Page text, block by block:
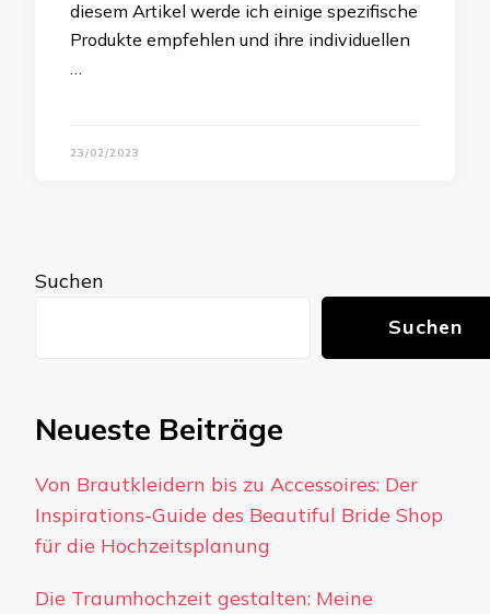
diesem Artikel werde ich einige spezifische
Produkte empfehlen und ihre individuellen
…
23/02/2023
Suchen
Suchen
Neueste Beiträge
Von Brautkleidern bis zu Accessoires: Der
Inspirations-Guide des Beautiful Bride Shop
für die Hochzeitsplanung
Die Traumhochzeit gestalten: Meine